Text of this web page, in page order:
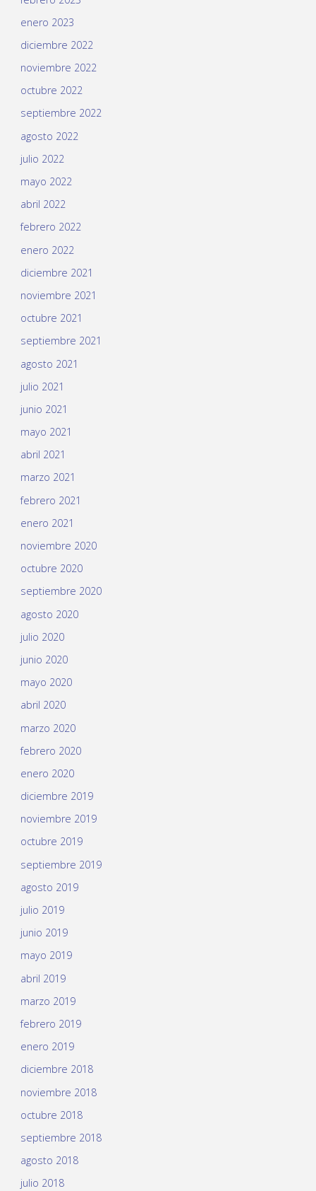
enero 2023
diciembre 2022
noviembre 2022
octubre 2022
septiembre 2022
agosto 2022
julio 2022
mayo 2022
abril 2022
febrero 2022
enero 2022
diciembre 2021
noviembre 2021
octubre 2021
septiembre 2021
agosto 2021
julio 2021
junio 2021
mayo 2021
abril 2021
marzo 2021
febrero 2021
enero 2021
noviembre 2020
octubre 2020
septiembre 2020
agosto 2020
julio 2020
junio 2020
mayo 2020
abril 2020
marzo 2020
febrero 2020
enero 2020
diciembre 2019
noviembre 2019
octubre 2019
septiembre 2019
agosto 2019
julio 2019
junio 2019
mayo 2019
abril 2019
marzo 2019
febrero 2019
enero 2019
diciembre 2018
noviembre 2018
octubre 2018
septiembre 2018
agosto 2018
julio 2018